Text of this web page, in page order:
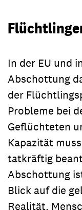
In der EU und
Abschottung
der
Probleme bei
Geflüchteten
Kapazität
tatkräftig
Abschottung
Blick auf die
Realität.